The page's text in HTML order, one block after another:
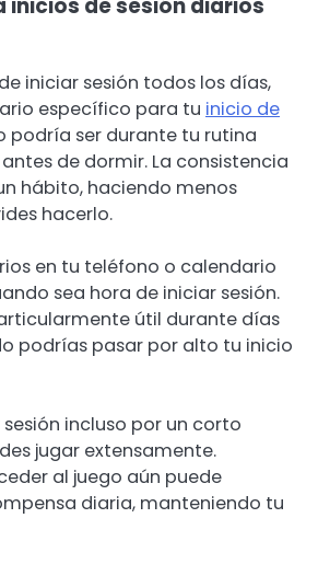
iniciar sesión todos los días,
específico para tu inicio de
podría ser durante tu rutina
de dormir. La consistencia
hábito, haciendo menos
hacerlo.
en tu teléfono o calendario
sea hora de iniciar sesión.
útil durante días
podrías pasar por alto tu inicio
incluso por un corto
jugar extensamente.
al juego aún puede
diaria, manteniendo tu